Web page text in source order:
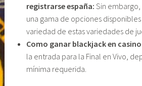
registrarse españa: Sin
una gama de opciones
variedad de estas variedades de
Como ganar blackjack en
la entrada para la Final en Vivo,
mínima requerida.